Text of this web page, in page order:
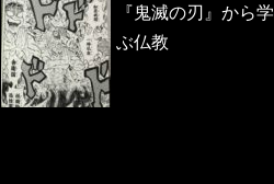
『鬼滅の刃』から学
ぶ仏教